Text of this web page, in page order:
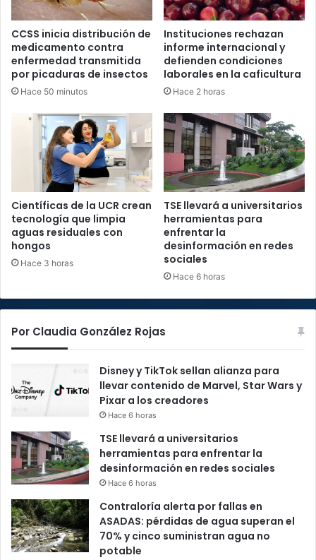
CCSS inicia distribución de
medicamento contra
enfermedad transmitida
por picaduras de insectos
Hace 50 minutos
Instituciones rechazan
informe internacional y
defienden condiciones
laborales en la caficultura
Hace 2 horas
Científicas de la UCR crean
tecnología que limpia
aguas residuales con
hongos
Hace 3 horas
TSE llevará a universitarios
herramientas para
enfrentar la
desinformación en redes
sociales
Hace 6 horas
Por Claudia González Rojas
Disney y TikTok sellan alianza para
llevar contenido de Marvel, Star Wars y
Pixar a los creadores
Hace 6 horas
TSE llevará a universitarios
herramientas para enfrentar la
desinformación en redes sociales
Hace 6 horas
Contraloría alerta por fallas en
ASADAS: pérdidas de agua superan el
70% y cinco suministran agua no
potable